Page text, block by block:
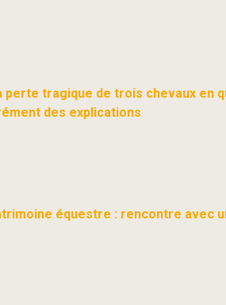
perte tragique de trois chevaux en
des explications
équestre : rencontre avec